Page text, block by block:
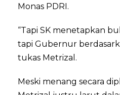
Monas PDRI.
“Tapi SK menetapkan
tapi Gubernur
tukas Metrizal.
Meski menang secara